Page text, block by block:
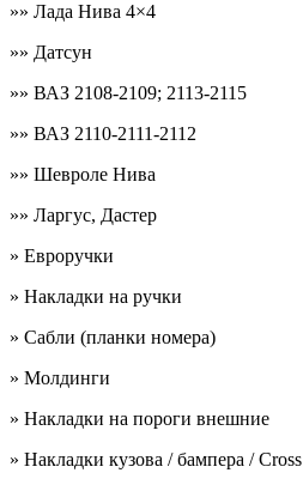
»» Лада Нива 4×4
»» Датсун
»» ВАЗ 2108-2109; 2113-2115
»» ВАЗ 2110-2111-2112
»» Шевроле Нива
»» Ларгус, Дастер
» Евроручки
» Накладки на ручки
» Сабли (планки номера)
» Молдинги
» Накладки на пороги внешние
» Накладки кузова / бампера / Cross